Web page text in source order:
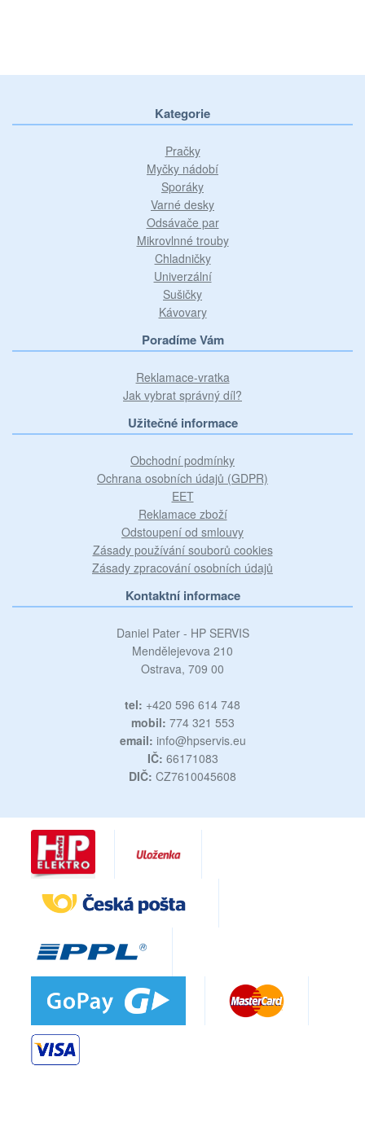
Kategorie
Pračky
Myčky nádobí
Sporáky
Varné desky
Odsávače par
Mikrovlnné trouby
Chladničky
Univerzální
Sušičky
Kávovary
Poradíme Vám
Reklamace-vratka
Jak vybrat správný díl?
Užitečné informace
Obchodní podmínky
Ochrana osobních údajů (GDPR)
EET
Reklamace zboží
Odstoupení od smlouvy
Zásady používání souborů cookies
Zásady zpracování osobních údajů
Kontaktní informace
Daniel Pater - HP SERVIS
Mendělejevova 210
Ostrava, 709 00
tel: +420 596 614 748
mobil: 774 321 553
email: info@hpservis.eu
IČ: 66171083
DIČ: CZ7610045608